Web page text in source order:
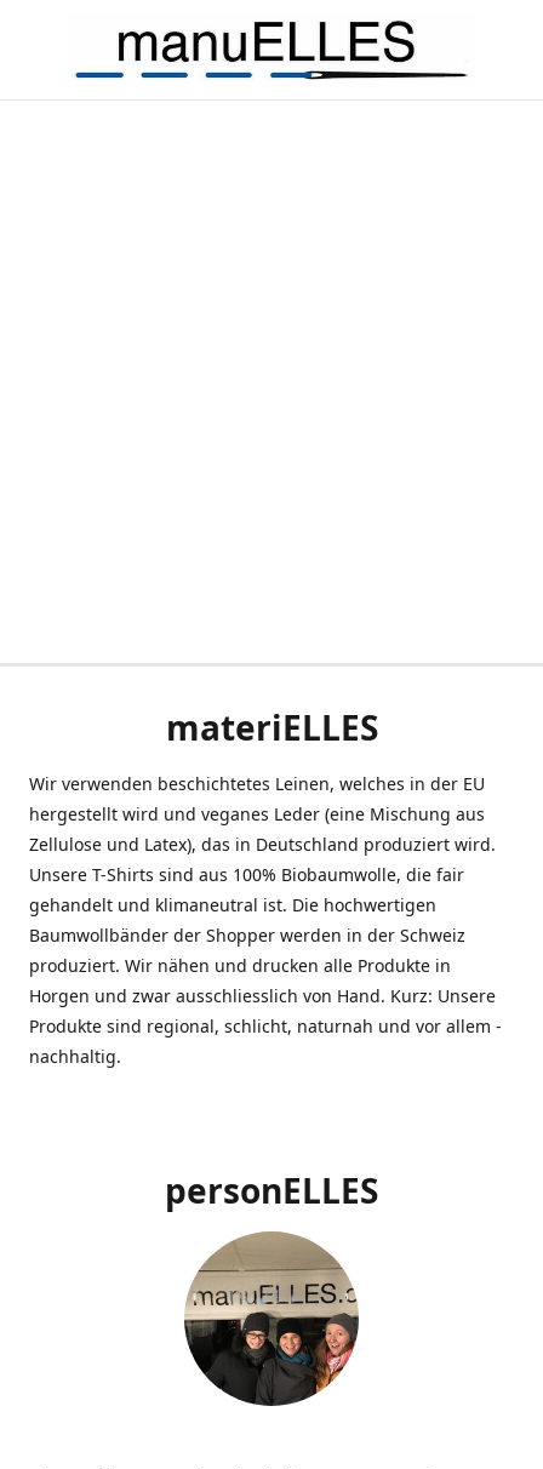
materiELLES
Wir verwenden beschichtetes Leinen, welches in der EU
hergestellt wird und veganes Leder (eine Mischung aus
Zellulose und Latex), das in Deutschland produziert wird.
Unsere T-Shirts sind aus 100% Biobaumwolle, die fair
gehandelt und klimaneutral ist. Die hochwertigen
Baumwollbänder der Shopper werden in der Schweiz
produziert. Wir nähen und drucken alle Produkte in
Horgen und zwar ausschliesslich von Hand. Kurz: Unsere
Produkte sind regional, schlicht, naturnah und vor allem -
nachhaltig.
personELLES